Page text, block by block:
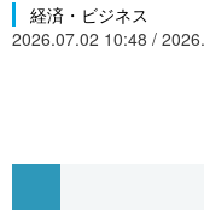
カテゴリー
経済・ビジネス
経済・ビジネス
2026.07.02 10:48 /